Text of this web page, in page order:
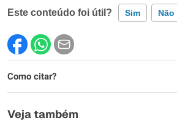
Este conteúdo foi útil? Sim Não
Este conteúdo contém informação
Este conteúdo não tem a informação
Como citar?
Veja também